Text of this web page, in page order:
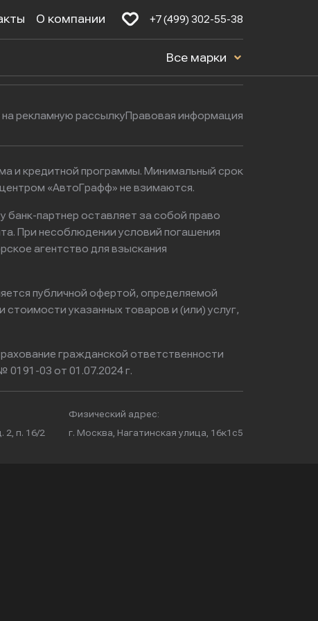
О компании +7 (499) 302-55-38
Все марки
Выходные: с 9:00 до 22:00
рекламную рассылкуПравовая информация
и кредитной программы. Минимальный срок
«АвтоГрафф» не взимаются.
банк-партнер оставляет за собой право
При несоблюдении условий погашения
агентство для взыскания
публичной офертой, определяемой
указанных товаров и (или) услуг,
гражданской ответственности
0191-03 от 01.07.2024 г.
2, п. 16/2
Физический адрес:
г. Москва, Нагатинская улица, 16к1с5